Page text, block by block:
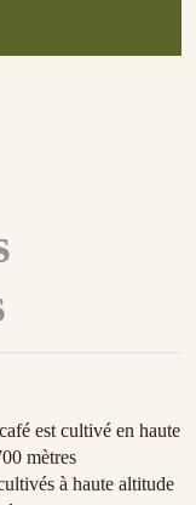
est cultivé en haute
mètres
à haute altitude